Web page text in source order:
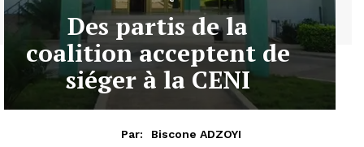
Des partis de la
coalition acceptent de
siéger à la CENI
Par:
Biscone ADZOYI